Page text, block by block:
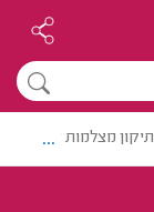
תיקון מצלמות אבטחה
...